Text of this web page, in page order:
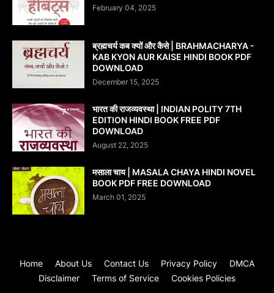
February 04, 2025
ब्रह्मचर्य कब क्यों और कैसे | BRAHMACHARYA -
KAB KYON AUR KAISE HINDI BOOK PDF
DOWNLOAD
December 15, 2025
भारत की राजव्यवस्था | INDIAN POLITY 7TH
EDITION HINDI BOOK FREE PDF
DOWNLOAD
August 22, 2025
मसाला चाय | MASALA CHAYA HINDI NOVEL
BOOK PDF FREE DOWNLOAD
March 01, 2025
Home About Us Contact Us Privacy Policy
DMCA
Disclaimer
Terms of Service Cookies Policies